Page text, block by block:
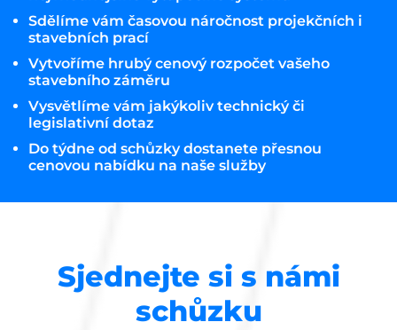
Sdělíme vám časovou náročnost projekčních i
stavebních prací
Vytvoříme hrubý cenový rozpočet vašeho
stavebního záměru
Vysvětlíme vám jakýkoliv technický či
legislativní dotaz
Do týdne od schůzky dostanete přesnou
cenovou nabídku na naše služby
Sjednejte si s námi
schůzku